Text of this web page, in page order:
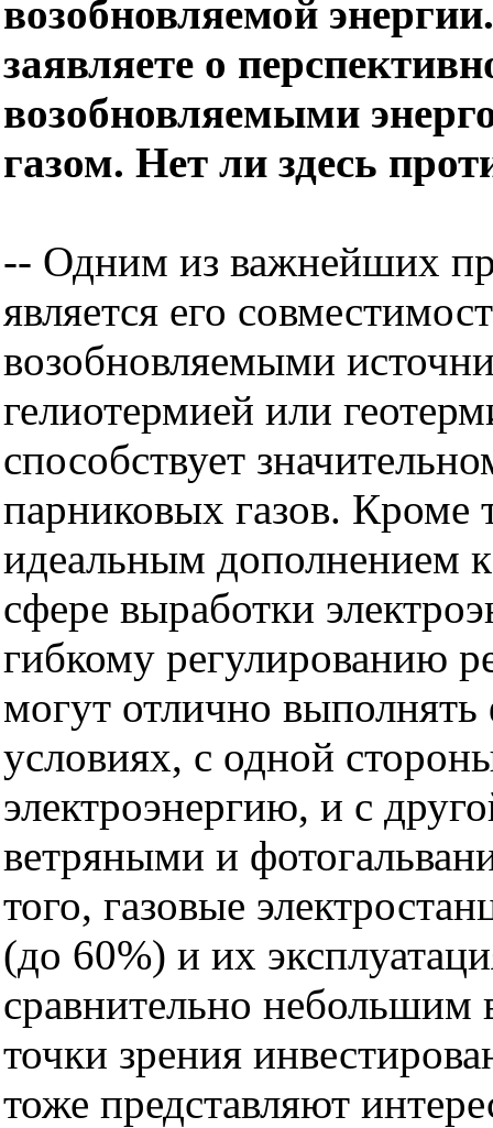
возобновляемой
заявляете о
возобновляемыми
газом. Нет ли здесь
-- Одним из важнейших
является его
возобновляемыми
гелиотермией или
способствует
парниковых газов. Кроме
идеальным дополнением
сфере выработки
гибкому регулированию
могут отлично
условиях, с одной
электроэнергию, и с
ветряными и
того, газовые
(до 60%) и их
сравнительно небольшим
точки зрения
тоже представляют